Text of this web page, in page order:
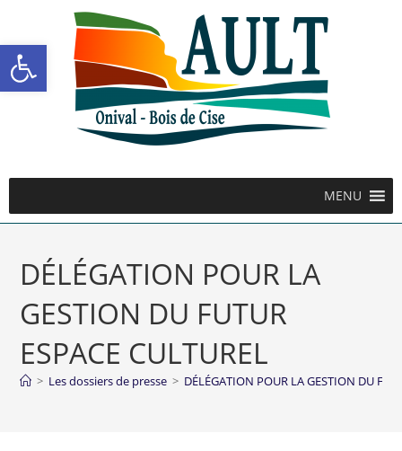
Ouvrir la barre d’outils
MENU
DÉLÉGATION POUR LA
GESTION DU FUTUR
ESPACE CULTUREL
> Les dossiers de presse > DÉLÉGATION POUR LA GESTION DU